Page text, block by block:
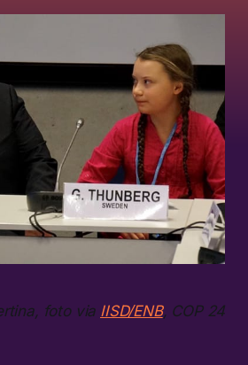
foto via IISD/ENB, COP 24